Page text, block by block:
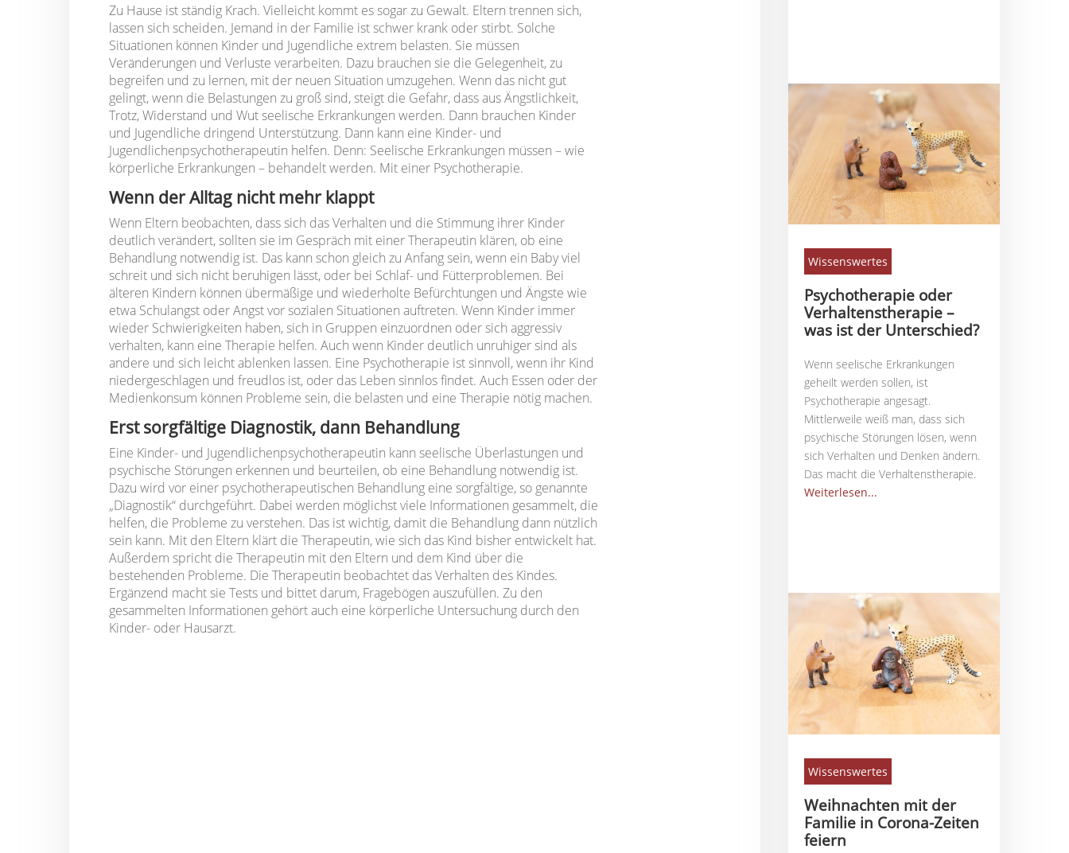
Zu Hause ist ständig Krach. Vielleicht kommt es sogar zu Gewalt. Eltern trennen sich,
lassen sich scheiden. Jemand in der Familie ist schwer krank oder stirbt. Solche
Situationen können Kinder und Jugendliche extrem belasten. Sie müssen
Veränderungen und Verluste verarbeiten. Dazu brauchen sie die Gelegenheit, zu
begreifen und zu lernen, mit der neuen Situation umzugehen. Wenn das nicht gut
gelingt, wenn die Belastungen zu groß sind, steigt die Gefahr, dass aus Ängstlichkeit,
Trotz, Widerstand und Wut seelische Erkrankungen werden. Dann brauchen Kinder
und Jugendliche dringend Unterstützung. Dann kann eine Kinder- und
Jugendlichenpsychotherapeutin helfen. Denn: Seelische Erkrankungen müssen – wie
körperliche Erkrankungen – behandelt werden. Mit einer Psychotherapie.
Wenn der Alltag nicht mehr klappt
Wenn Eltern beobachten, dass sich das Verhalten und die Stimmung ihrer Kinder
deutlich verändert, sollten sie im Gespräch mit einer Therapeutin klären, ob eine
Behandlung notwendig ist. Das kann schon gleich zu Anfang sein, wenn ein Baby viel
schreit und sich nicht beruhigen lässt, oder bei Schlaf- und Fütterproblemen. Bei
älteren Kindern können übermäßige und wiederholte Befürchtungen und Ängste wie
etwa Schulangst oder Angst vor sozialen Situationen auftreten. Wenn Kinder immer
wieder Schwierigkeiten haben, sich in Gruppen einzuordnen oder sich aggressiv
verhalten, kann eine Therapie helfen. Auch wenn Kinder deutlich unruhiger sind als
andere und sich leicht ablenken lassen. Eine Psychotherapie ist sinnvoll, wenn ihr Kind
niedergeschlagen und freudlos ist, oder das Leben sinnlos findet. Auch Essen oder der
Medienkonsum können Probleme sein, die belasten und eine Therapie nötig machen.
Erst sorgfältige Diagnostik, dann Behandlung
Eine Kinder- und Jugendlichenpsychotherapeutin kann seelische Überlastungen und
psychische Störungen erkennen und beurteilen, ob eine Behandlung notwendig ist.
Dazu wird vor einer psychotherapeutischen Behandlung eine sorgfältige, so genannte
„Diagnostik“ durchgeführt. Dabei werden möglichst viele Informationen gesammelt, die
helfen, die Probleme zu verstehen. Das ist wichtig, damit die Behandlung dann nützlich
sein kann. Mit den Eltern klärt die Therapeutin, wie sich das Kind bisher entwickelt hat.
Außerdem spricht die Therapeutin mit den Eltern und dem Kind über die
bestehenden Probleme. Die Therapeutin beobachtet das Verhalten des Kindes.
Ergänzend macht sie Tests und bittet darum, Fragebögen auszufüllen. Zu den
gesammelten Informationen gehört auch eine körperliche Untersuchung durch den
Kinder- oder Hausarzt.
Wissenswertes
Psychotherapie oder
Verhaltenstherapie –
was ist der Unterschied?
Wenn seelische Erkrankungen
geheilt werden sollen, ist
Psychotherapie angesagt.
Mittlerweile weiß man, dass sich
psychische Störungen lösen, wenn
sich Verhalten und Denken ändern.
Das macht die Verhaltenstherapie.
Weiterlesen...
Wissenswertes
Weihnachten mit der
Familie in Corona-Zeiten
feiern